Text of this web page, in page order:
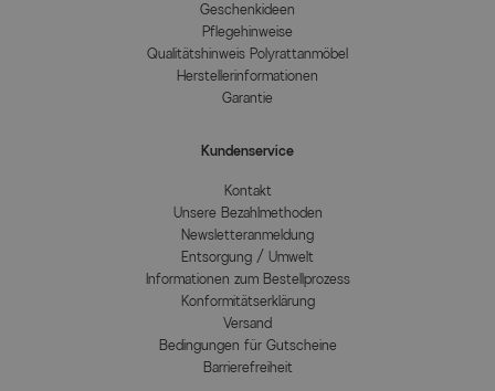
Geschenkideen
Pflegehinweise
Qualitätshinweis Polyrattanmöbel
Herstellerinformationen
Garantie
Kundenservice
Kontakt
Unsere Bezahlmethoden
Newsletteranmeldung
Entsorgung / Umwelt
Informationen zum Bestellprozess
Konformitätserklärung
Versand
Bedingungen für Gutscheine
Barrierefreiheit